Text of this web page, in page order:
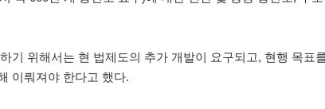
기 위해서는 현 법제도의 추가 개발이 요구되고, 현행 목표
이뤄져야 한다고 했다.